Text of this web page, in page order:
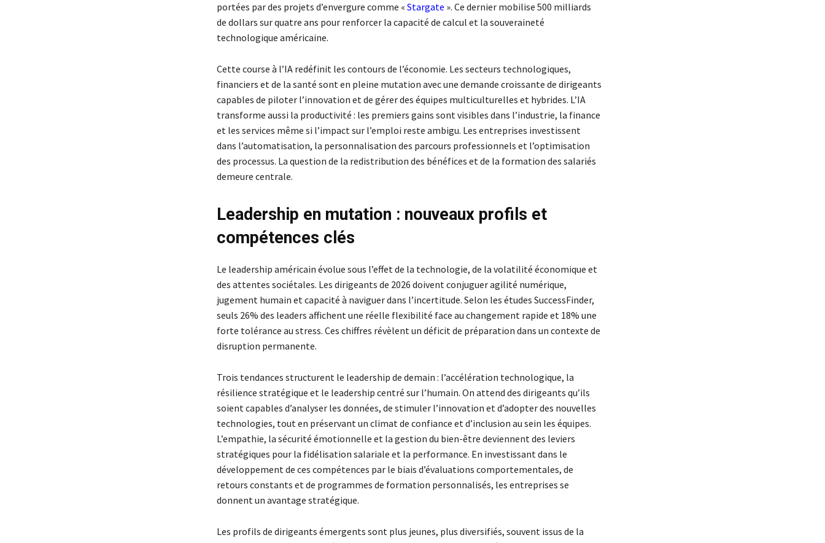
portées par des projets d’envergure comme « Stargate ». Ce dernier mobilise 500 milliards
de dollars sur quatre ans pour renforcer la capacité de calcul et la souveraineté
technologique américaine.
Cette course à l’IA redéfinit les contours de l’économie. Les secteurs technologiques,
financiers et de la santé sont en pleine mutation avec une demande croissante de dirigeants
capables de piloter l’innovation et de gérer des équipes multiculturelles et hybrides. L’IA
transforme aussi la productivité : les premiers gains sont visibles dans l’industrie, la finance
et les services même si l’impact sur l’emploi reste ambigu. Les entreprises investissent
dans l’automatisation, la personnalisation des parcours professionnels et l’optimisation
des processus. La question de la redistribution des bénéfices et de la formation des salariés
demeure centrale.
Leadership en mutation : nouveaux profils et
compétences clés
Le leadership américain évolue sous l’effet de la technologie, de la volatilité économique et
des attentes sociétales. Les dirigeants de 2026 doivent conjuguer agilité numérique,
jugement humain et capacité à naviguer dans l’incertitude. Selon les études SuccessFinder,
seuls 26% des leaders affichent une réelle flexibilité face au changement rapide et 18% une
forte tolérance au stress. Ces chiffres révèlent un déficit de préparation dans un contexte de
disruption permanente.
Trois tendances structurent le leadership de demain : l’accélération technologique, la
résilience stratégique et le leadership centré sur l’humain. On attend des dirigeants qu’ils
soient capables d’analyser les données, de stimuler l’innovation et d’adopter des nouvelles
technologies, tout en préservant un climat de confiance et d’inclusion au sein les équipes.
L’empathie, la sécurité émotionnelle et la gestion du bien-être deviennent des leviers
stratégiques pour la fidélisation salariale et la performance. En investissant dans le
développement de ces compétences par le biais d’évaluations comportementales, de
retours constants et de programmes de formation personnalisés, les entreprises se
donnent un avantage stratégique.
Les profils de dirigeants émergents sont plus jeunes, plus diversifiés, souvent issus de la